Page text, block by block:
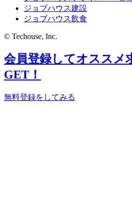
ジョブハウス建設
ジョブハウス飲食
© Techouse, Inc.
会員登録してオススメ
GET！
無料登録をしてみる